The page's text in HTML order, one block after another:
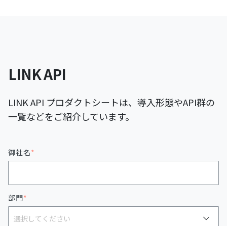
LINK API
LINK API プロダクトシートは、導入形態やAPI群の
一覧などをご紹介しています。
御社名*
部門*